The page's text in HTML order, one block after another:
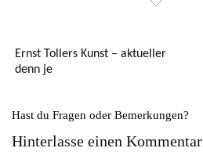
Ernst Tollers Kunst – aktueller
denn je
Hast du Fragen oder Bemerkungen?
Hinterlasse einen Kommentar